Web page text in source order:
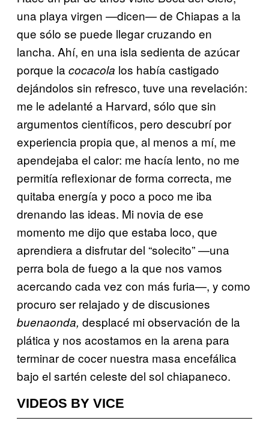
una playa virgen —dicen— de Chiapas a la
que sólo se puede llegar cruzando en
lancha. Ahí, en una isla sedienta de azúcar
porque la cocacola los había castigado
dejándolos sin refresco, tuve una revelación:
me le adelanté a Harvard, sólo que sin
argumentos científicos, pero descubrí por
experiencia propia que, al menos a mí, me
apendejaba el calor: me hacía lento, no me
permitía reflexionar de forma correcta, me
quitaba energía y poco a poco me iba
drenando las ideas. Mi novia de ese
momento me dijo que estaba loco, que
aprendiera a disfrutar del “solecito” —una
perra bola de fuego a la que nos vamos
acercando cada vez con más furia—, y como
procuro ser relajado y de discusiones
buenaonda, desplacé mi observación de la
plática y nos acostamos en la arena para
terminar de cocer nuestra masa encefálica
bajo el sartén celeste del sol chiapaneco.
VIDEOS BY VICE